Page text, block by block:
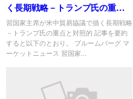
く長期戦略－トランプ氏の重点
と対照的
習国家主席が米中貿易協議で描く長期戦略
－トランプ氏の重点と対照的 記事を要約
すると以下のとおり。 ブルームバーグ マ
ーケットニュース 習国家...